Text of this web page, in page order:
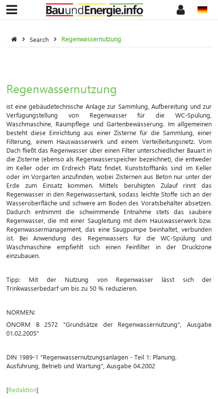
Search Regenwassernutzung
Regenwassernutzung
ist eine gebäudetechnische Anlage zur Sammlung, Aufbereitung und zur
Verfügungstellung von Regenwasser für die WC-Spülung,
Waschmaschine, Raumpflege und Gartenbewässerung. Im allgemeinen
besteht diese Einrichtung aus einer Zisterne für die Sammlung, einer
Filterung, einem Hauswasserwerk und einem Verteilleitungsnetz. Vom
Dach fließt das Regenwasser über einen Filter unterschiedlicher Bauart in
die Zisterne (ebenso als Regenwasserspeicher bezeichnet), die entweder
im Keller oder im Erdreich Platz findet. Kunststofftanks sind im Keller
oder im Vorgarten anzufinden, wobei Zisternen aus Beton nur unter der
Erde zum Einsatz kommen. Mittels beruhigten Zulauf rinnt das
Regenwasser in den Regenwassertank, sodass leichte Stoffe sich an der
Wasseroberfläche und schwere am Boden des Voratsbehälter absetzen.
Dadurch entnimmt die schwimmende Entnahme stets das saubere
Regenwasser, die mit einer Saugleitung mit dem Hauswasserwerk bzw.
Regenwassermanagement, das eine Saugpumpe beinhaltet, verbunden
ist. Bei Anwendung des Regenwassers für die WC-Spülung und
Waschmaschine empfiehlt sich einen Feinfilter in der Druckzone
einzubauen.
Tipp: Mit der Nutzung von Regenwasser lässt sich der
Trinkwasserbedarf um bis zu 50 % reduzieren.
NORMEN:
ÖNORM B 2572 "Grundsätze der Regenwassernutzung", Ausgabe
01.02.2005"
DIN 1989-1 "Regenwassernutzungsanlagen - Teil 1: Planung,
Ausführung, Betrieb und Wartung", Ausgabe 04.2002
[Redaktion]